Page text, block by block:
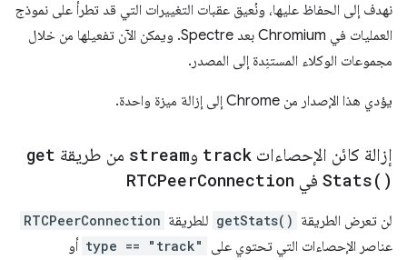
نهدف إلى الحفاظ عليها، ونُعيق عقبات التغييرات التي قد تطرأ على نموذج
العمليات في Chromium بعد Spectre. ويمكن الآن تفعيلها من خلال
مجموعات الوكلاء المستنِدة إلى المصدر.
يؤدي هذا الإصدار من Chrome إلى إزالة ميزة واحدة.
إزالة كائن الإحصاءات track وstream من طريقة get
Stats( ) في RTCPeerConnection
لن تعرض الطريقة getStats() للطريقة RTCPeerConnection
عناصر الإحصاءات التي تحتوي على type == "track" أو